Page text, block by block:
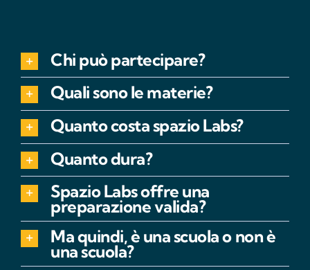
Chi può partecipare?
Quali sono le materie?
Quanto costa spazio Labs?
Quanto dura?
Spazio Labs offre una
preparazione valida?
Ma quindi, è una scuola o non è
una scuola?